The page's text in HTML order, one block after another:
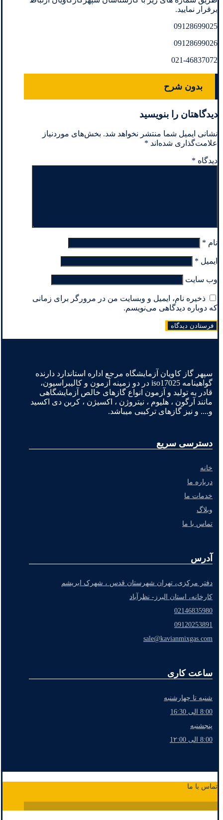
برقرار نمایید.
09128699025
09128699026
021-46837072
بدون شرح
دیدگاهتان را بنویسید
نشانی ایمیل شما منتشر نخواهد شد. بخش‌های موردنیاز
علامت‌گذاری شده‌اند *
دیدگاه *
نام *
ایمیل *
وب‌ سایت
ذخیره نام، ایمیل و وبسایت من در مرورگر برای زمانی
که دوباره دیدگاهی می‌نویسم.
سپهر گاز کاویان آزمایشگاه مرجع اداره استاندارد دارنده
گواهینامه iso17025 در دو زمینه آزمون و کالیبراسیون،
قادر به تولید و آزمون انواع گازهای خالص آزمایشگاهی
مانند آرگون ، هلیوم ، نیتروژن ، اکسیژن ، کربن دی اکسید
و.... و نیز گازهای ترکیبی میباشد.
دسترسی سریع
خانه
درباره ما
خدمات ما
وبلاگ
تماس با ما
آدرس
دفتر مرکزی، تهران شهرستان قدس ، شهرک ابریشم
کارخانه، استان البرز- نظرآباد
02146835980
09120253891
sale@kavianmixgas.com
ساعت کاری
شنبه تا چهارشنبه
8:00 الی 16:30
پنجشنبه
8:00 الی 1۲:00
تماس با ما